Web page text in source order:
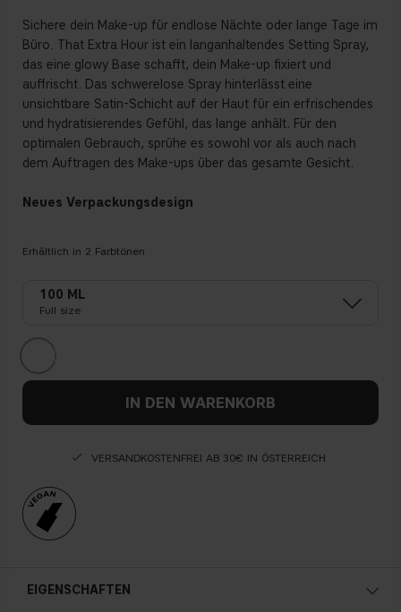
Sichere dein Make-up für endlose Nächte oder lange Tage im
Büro. That Extra Hour ist ein langanhaltendes Setting Spray,
das eine glowy Base schafft, dein Make-up fixiert und
auffrischt. Das schwerelose Spray hinterlässt eine
unsichtbare Satin-Schicht auf der Haut für ein erfrischendes
und hydratisierendes Gefühl, das lange anhält. Für den
optimalen Gebrauch, sprühe es sowohl vor als auch nach
dem Auftragen des Make-ups über das gesamte Gesicht.
Neues Verpackungsdesign
Erhältlich in 2 Farbtönen
100 ML
Full size
IN DEN WARENKORB
VERSANDKOSTENFREI AB 30€ IN ÖSTERREICH
EIGENSCHAFTEN